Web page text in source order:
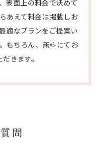
表面上の料金で決めて
あえて料金は掲載しお
適なプランをご提案い
もちろん、無料にてお
きます。
問